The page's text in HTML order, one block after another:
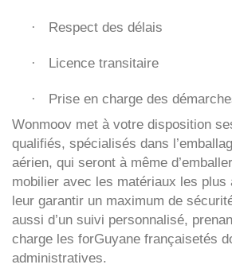
· Respect des délais
· Licence transitaire
·
Prise en charge des
Wonmoov met à votre disposition
qualifiés, spécialisés dans
aérien, qui seront à même
mobilier avec les matériaux les plus
leur garantir un maximum de
aussi d’un suivi personnalisé,
charge les forGuyane françaisetés
administratives.